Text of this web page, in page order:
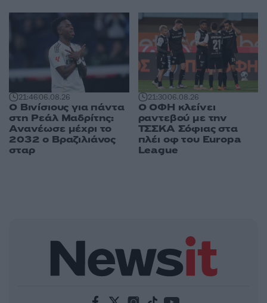
21:4606.08.26
Ο Βινίσιους για πάντα
στη Ρεάλ Μαδρίτης:
Ανανέωσε μέχρι το
2032 ο Βραζιλιάνος
σταρ
21:3006.08.26
Ο ΟΦΗ κλείνει
ραντεβού με την
ΤΣΣΚΑ Σόφιας στα
πλέι οφ του Europa
League